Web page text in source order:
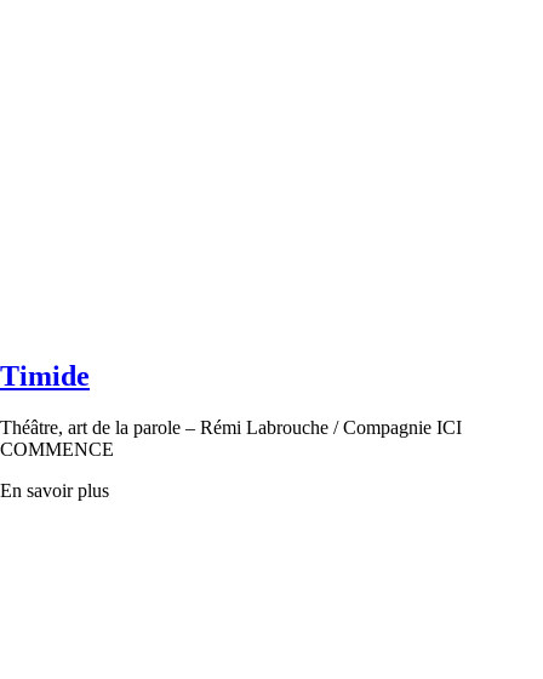
Timide
Théâtre, art de la parole – Rémi Labrouche / Compagnie ICI
COMMENCE
En savoir plus